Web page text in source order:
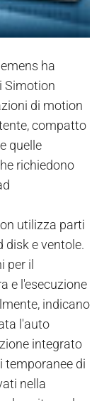
ha
Simotion
di motion
compatto
quelle
richiedono
utilizza parti
disk e ventole.
per il
e l'esecuzione
indicano
l'auto
integrato
temporanee di
nella